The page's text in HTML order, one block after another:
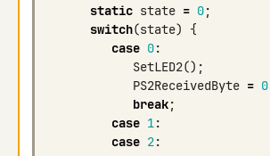
static state = 0;
switch(state)
{
case 0:
SetLED2();
PS2ReceivedByte = 0
break;
case 1:
case 2: